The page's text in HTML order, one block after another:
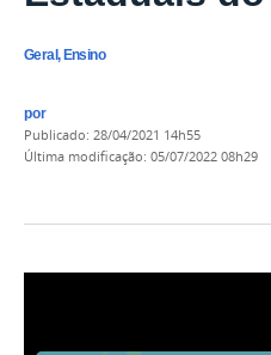
Geral, Ensino
por
publicado: 28/04/2021 14h55
última modificação: 05/07/2022 08h29